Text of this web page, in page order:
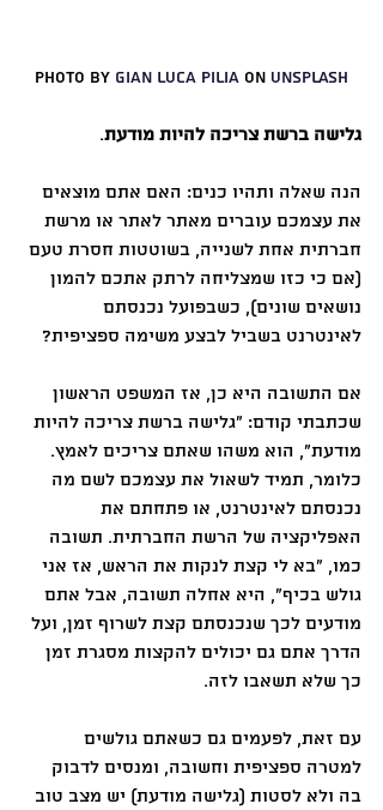
Photo by Gian Luca Pilia on Unsplash
גלישה ברשת צריכה להיות מודעת.
הנה שאלה ותהיו כנים: האם אתם מוצאים
את עצמכם עוברים מאתר לאתר או מרשת
חברתית אחת לשנייה, בשוטטות חסרת טעם
(אם כי כזו שמצליחה לרתק אתכם להמון
נושאים שונים), כשבפועל נכנסתם
לאינטרנט בשביל לבצע משימה ספציפית?
אם התשובה היא כן, אז המשפט הראשון
שכתבתי קודם: ״גלישה ברשת צריכה להיות
מודעת״, הוא משהו שאתם צריכים לאמץ.
כלומר, תמיד לשאול את עצמכם לשם מה
נכנסתם לאינטרנט, או פתחתם את
האפליקציה של הרשת החברתית. תשובה
כמו, ״בא לי קצת לנקות את הראש, אז אני
גולש בכיף״, היא אחלה תשובה, אבל אתם
מודעים לכך שנכנסתם קצת לשרוף זמן, ועל
הדרך אתם גם יכולים להקצות מסגרת זמן
כך שלא תשאבו לזה.
עם זאת, לפעמים גם כשאתם גולשים
למטרה ספציפית וחשובה, ומנסים לדבוק
בה ולא לסטות (גלישה מודעת) יש מצב טוב